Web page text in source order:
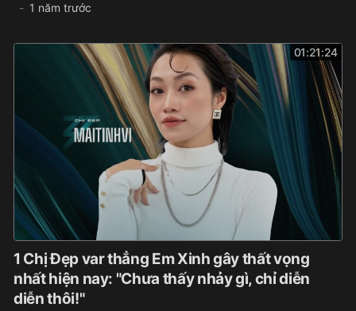
1 năm trước
01:21:24
1 Chị Đẹp var thẳng Em Xinh gây thất vọng
nhất hiện nay: "Chưa thấy nhảy gì, chỉ diễn
diễn thôi!"